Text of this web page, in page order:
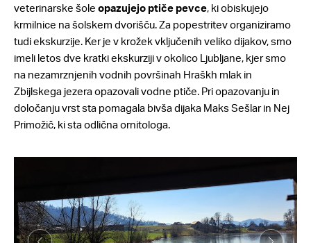
veterinarske šole opazujejo ptiče pevce, ki obiskujejo
krmilnice na šolskem dvorišču. Za popestritev organiziramo
tudi ekskurzije. Ker je v krožek vključenih veliko dijakov, smo
imeli letos dve kratki ekskurziji v okolico Ljubljane, kjer smo
na nezamrznjenih vodnih površinah Hraškh mlak in
Zbijlskega jezera opazovali vodne ptiče. Pri opazovanju in
določanju vrst sta pomagala bivša dijaka Maks Sešlar in Nej
Primožič, ki sta odlična ornitologa.